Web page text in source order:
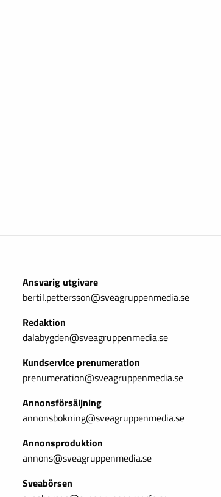
Ansvarig utgivare
bertil.pettersson@sveagruppenmedia.se
Redaktion
dalabygden@sveagruppenmedia.se
Kundservice prenumeration
prenumeration@sveagruppenmedia.se
Annonsförsäljning
annonsbokning@sveagruppenmedia.se
Annonsproduktion
annons@sveagruppenmedia.se
Sveabörsen